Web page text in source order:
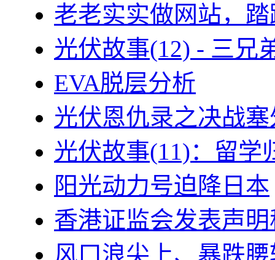
老老实实做网站，
光伏故事(12) - 三兄
EVA脱层分析
光伏恩仇录之决战
光伏故事(11)：留学
阳光动力号迫降日本
香港证监会发表声
风口浪尖上、暴跌